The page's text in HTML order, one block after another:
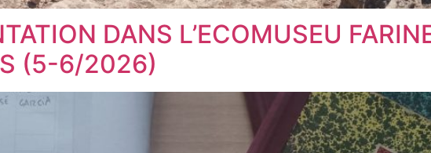
DANS L’ECOMUSEU
(5-6/2026)